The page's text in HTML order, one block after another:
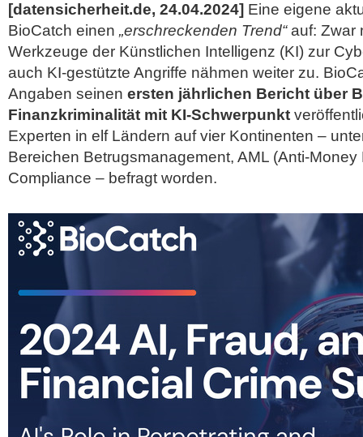
[datensicherheit.de, 24.04.2024] Eine eigene
BioCatch einen „erschreckenden Trend“auf: Zwar
Werkzeuge der Künstlichen Intelligenz (KI) zur
auch KI-gestützte Angriffe nähmen weiter zu.
Angaben seinen ersten jährlichen Bericht über
Finanzkriminalität mit KI-Schwerpunkt
Experten in elf Ländern auf vier Kontinenten –
Bereichen Betrugsmanagement, AML (Anti-
Compliance – befragt worden.